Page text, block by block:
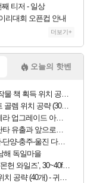
티저 - 일상
리대회 오픈컵 안내
더보기+
오늘의 핫벤
위치 공략 (36개) - 미식가 도전과제
치 공략 (30개) - 방랑 결투가
드 아이템 획득 위치 공략 (89개)
과 앞으로의 예상 (루머)
-충주-울진 다녀왔어요~
해 독일마을
일즈’, 30~40fps 목표 추정
(40개) - 귀환한 영혼 도전과제